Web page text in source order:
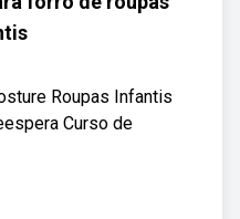
Roupas Infantis
Curso de